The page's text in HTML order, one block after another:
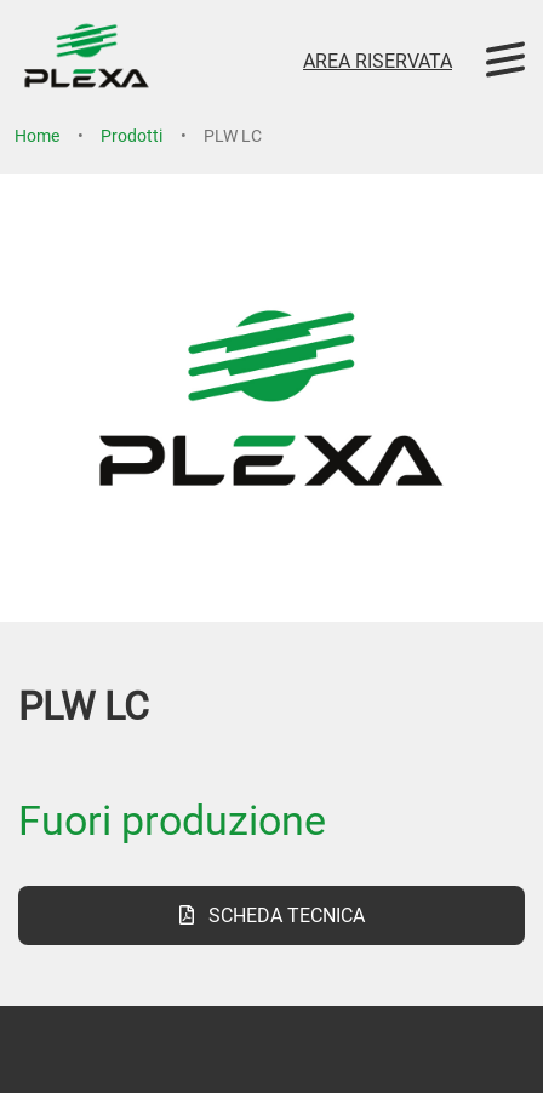
AREA RISERVATA
Home Prodotti PLW LC
PLW LC
Fuori produzione
SCHEDA TECNICA